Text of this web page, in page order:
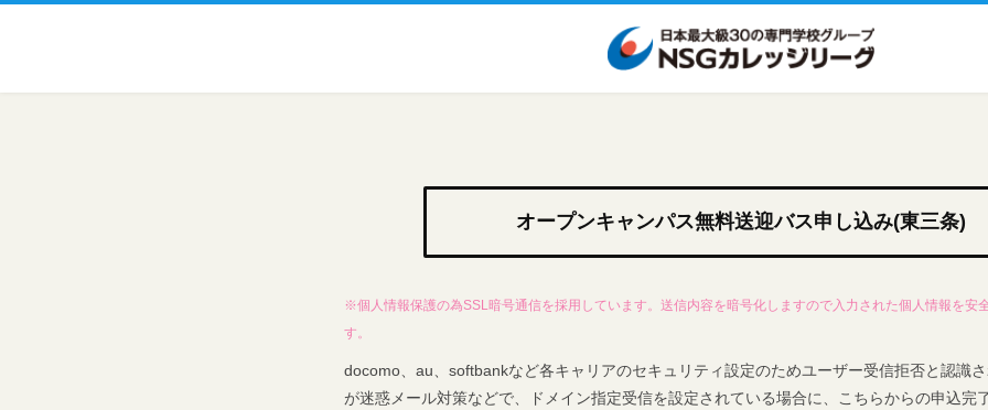
オープンキャンパス無料送迎バス申し込み(東三条)
※個人情報保護の為SSL暗号通信を採用しています。送信内容を暗号化しますので入力された個人情報を安
す。
docomo、au、softbankなど各キャリアのセキュリティ設定のためユーザー受信拒否と認識
が迷惑メール対策などで、ドメイン指定受信を設定されている場合に、こちらからの申込完